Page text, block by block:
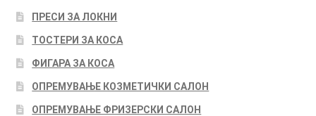
ПРЕСИ ЗА ЛОКНИ
ТОСТЕРИ ЗА КОСА
ФИГАРА ЗА КОСА
ОПРЕМУВАЊЕ КОЗМЕТИЧКИ САЛОН
ОПРЕМУВАЊЕ ФРИЗЕРСКИ САЛОН